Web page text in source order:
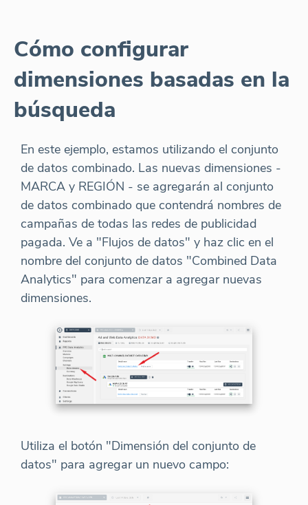
Cómo configurar
dimensiones basadas en la
búsqueda
En este ejemplo, estamos utilizando el conjunto
de datos combinado. Las nuevas dimensiones -
MARCA y REGIÓN - se agregarán al conjunto
de datos combinado que contendrá nombres de
campañas de todas las redes de publicidad
pagada. Ve a "Flujos de datos" y haz clic en el
nombre del conjunto de datos "Combined Data
Analytics" para comenzar a agregar nuevas
dimensiones.
Utiliza el botón "Dimensión del conjunto de
datos" para agregar un nuevo campo: